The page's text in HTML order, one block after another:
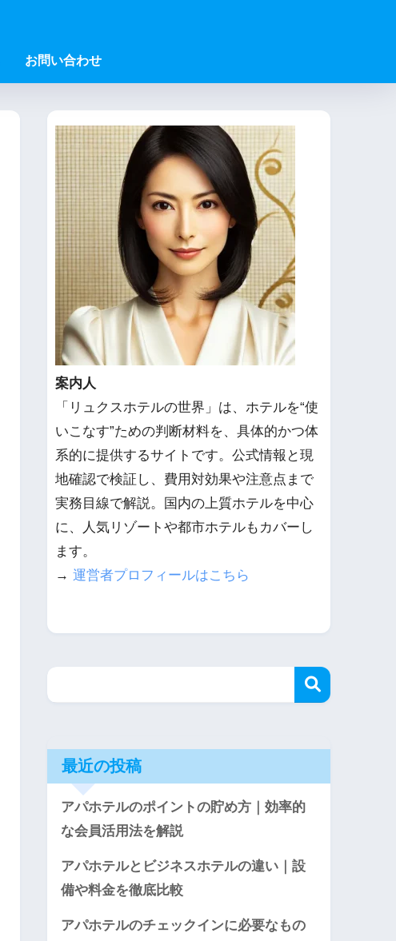
お問い合わせ
案内人
「リュクスホテルの世界」は、ホテルを“使
いこなす”ための判断材料を、具体的かつ体
系的に提供するサイトです。公式情報と現
地確認で検証し、費用対効果や注意点まで
実務目線で解説。国内の上質ホテルを中心
に、人気リゾートや都市ホテルもカバーし
ます。
→ 運営者プロフィールはこちら
最近の投稿
アパホテルのポイントの貯め方｜効率的
な会員活用法を解説
アパホテルとビジネスホテルの違い｜設
備や料金を徹底比較
アパホテルのチェックインに必要なもの